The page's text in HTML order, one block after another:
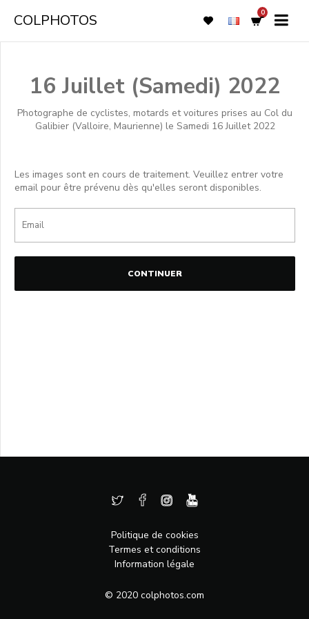
COLPHOTOS 0
16 Juillet (Samedi) 2022
Photographe de cyclistes, motards et voitures prises au Col du
Galibier (Valloire, Maurienne) le Samedi 16 Juillet 2022
Les images sont en cours de traitement. Veuillez entrer votre
email pour être prévenu dès qu'elles seront disponibles.
CONTINUER
Politique de cookies
Termes et conditions
Information légale
© 2020 colphotos.com